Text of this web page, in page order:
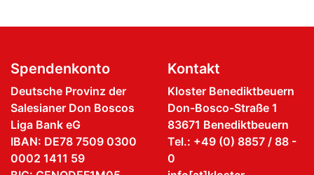
Spendenkonto
Deutsche Provinz der
Salesianer Don Boscos
Liga Bank eG
IBAN: DE78 7509 0300
0002 1411 59
Kontakt
Kloster Benediktbeuern
Don-Bosco-Straße 1
83671 Benediktbeuern
Tel.: +49 (0) 8857 / 88 -
0